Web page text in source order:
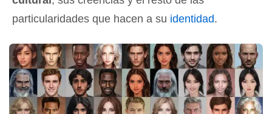
particularidades que hacen a su identidad.